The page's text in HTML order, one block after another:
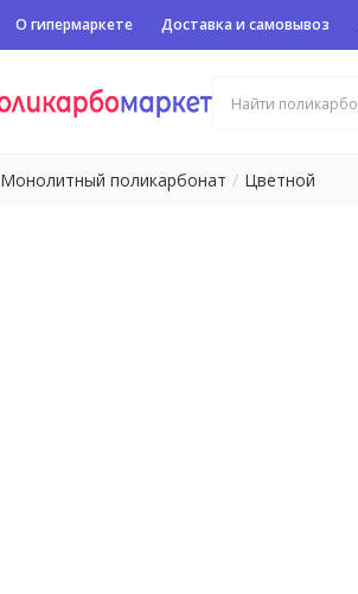
О гипермаркете Доставка и самовывоз
Монолитный поликарбонат Цветной